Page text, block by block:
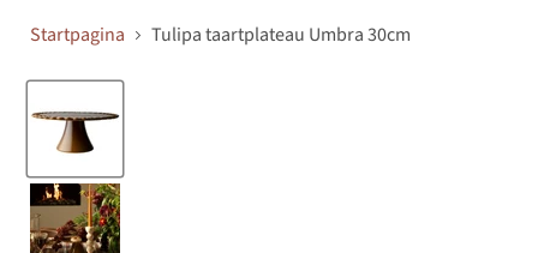
Startpagina Tulipa taartplateau Umbra 30cm